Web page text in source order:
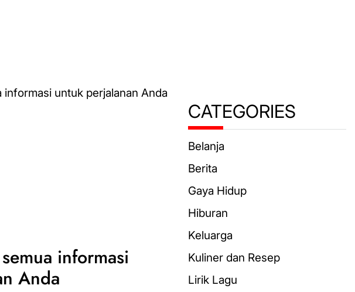
informasi
Anda
CATEGORIES
Belanja
Berita
Gaya Hidup
Hiburan
Keluarga
Kuliner dan Resep
Lirik Lagu